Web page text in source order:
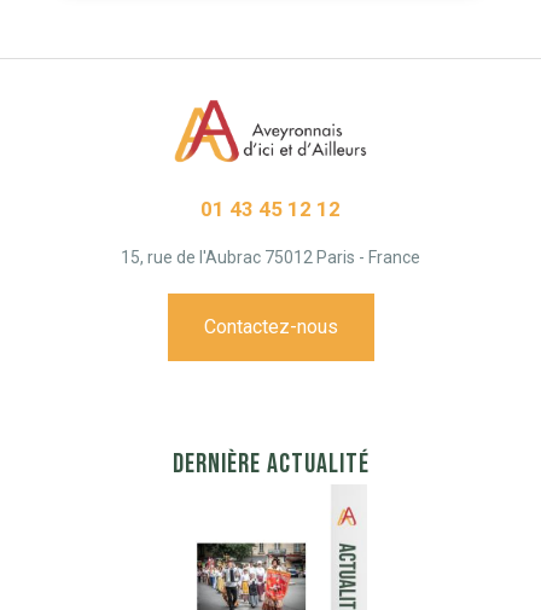
01 43 45 12 12
15, rue de l'Aubrac 75012 Paris - France
Contactez-nous
DERNIÈRE ACTUALITÉ